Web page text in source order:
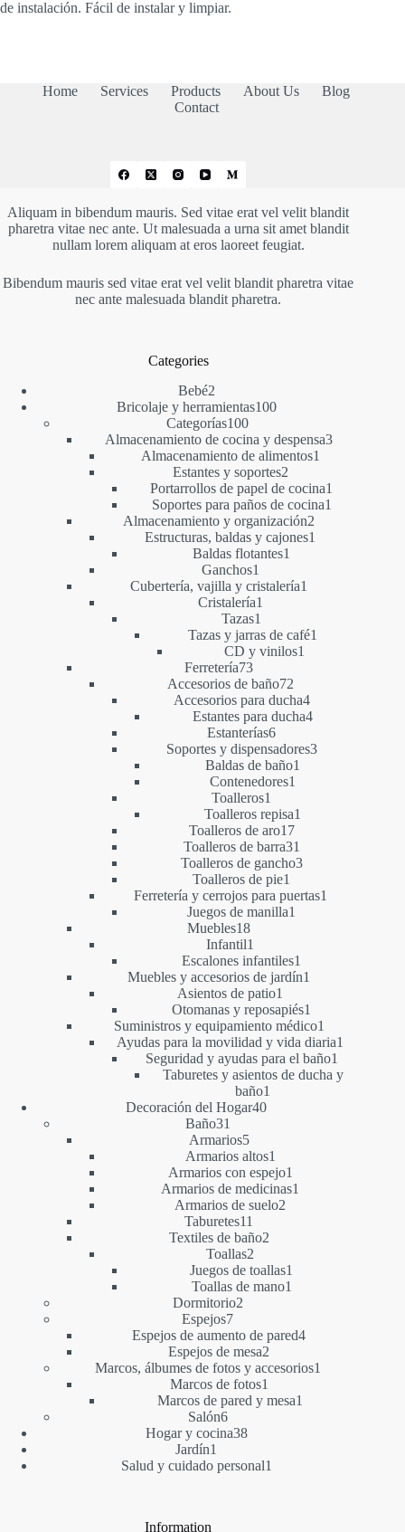
de instalación. Fácil de instalar y limpiar.
Home Services Products About Us
Blog
Contact
Aliquam in bibendum mauris. Sed vitae erat vel velit blandit
pharetra vitae nec ante. Ut malesuada a urna sit amet blandit
nullam lorem aliquam at eros laoreet feugiat.
Bibendum mauris sed vitae erat vel velit blandit pharetra vitae
nec ante malesuada blandit pharetra.
Categories
Bebé22
productos
Bricolaje y herramientas100100
Categorías100100
productos
Almacenamiento de cocina y despensa33
Almacenamiento de alimentos1
Estantes y soportes22
productos
Portarrollos de papel de cocina1
Soportes para paños de cocina1
Almacenamiento y organización2
Estructuras, baldas y cajones1
Baldas flotantes1
Ganchos1
producto
Cubertería, vajilla y cristalería1
Cristalería1
Tazas1
producto
Tazas y jarras de café1
CD y vinilos1
Ferretería7373
productos
Accesorios de baño7272
productos
Accesorios para ducha44
productos
Estantes para ducha44
Estanterías66
productos
Soportes y dispensadores33
Baldas de baño1
Contenedores1
Toalleros1
producto
Toalleros repisa1
Toalleros de aro1717
productos
Toalleros de barra31
productos
Toalleros de gancho33
Toalleros de pie1
producto
Ferretería y cerrojos para puertas1
Juegos de manilla1
Muebles1818
productos
Infantil1
producto
Escalones infantiles1
producto
Muebles y accesorios de jardín1
Asientos de patio1
producto
Otomanas y reposapiés1
producto
Suministros y equipamiento médico1
producto
Ayudas para la movilidad y vida diaria1
Seguridad y ayudas para el baño1
producto
Taburetes y asientos de ducha y
baño1
Decoración del Hogar4040
Baño31
productos
Armarios55
productos
Armarios altos1
producto
Armarios con espejo1
producto
Armarios de medicinas1
Armarios de suelo2
Taburetes11
productos
Textiles de baño22
Toallas2
productos
Juegos de toallas1
Toallas de mano1
Dormitorio22
Espejos77
productos
Espejos de aumento de pared44
Espejos de mesa2
productos
Marcos, álbumes de fotos y accesorios1
Marcos de fotos1
producto
Marcos de pared y mesa1
Salón66
productos
Hogar y cocina3838
Jardín1
producto
Salud y cuidado personal1
Information